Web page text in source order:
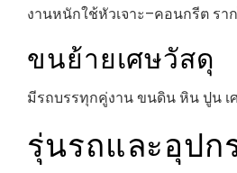
งานหนักใช้หัวเจาะ–คอนกรีต รา
ขนย้ายเศษวัสดุ
มีรถบรรทุกคู่งาน ขนดิน หิน ปูน เ
รุ่นรถและอุป